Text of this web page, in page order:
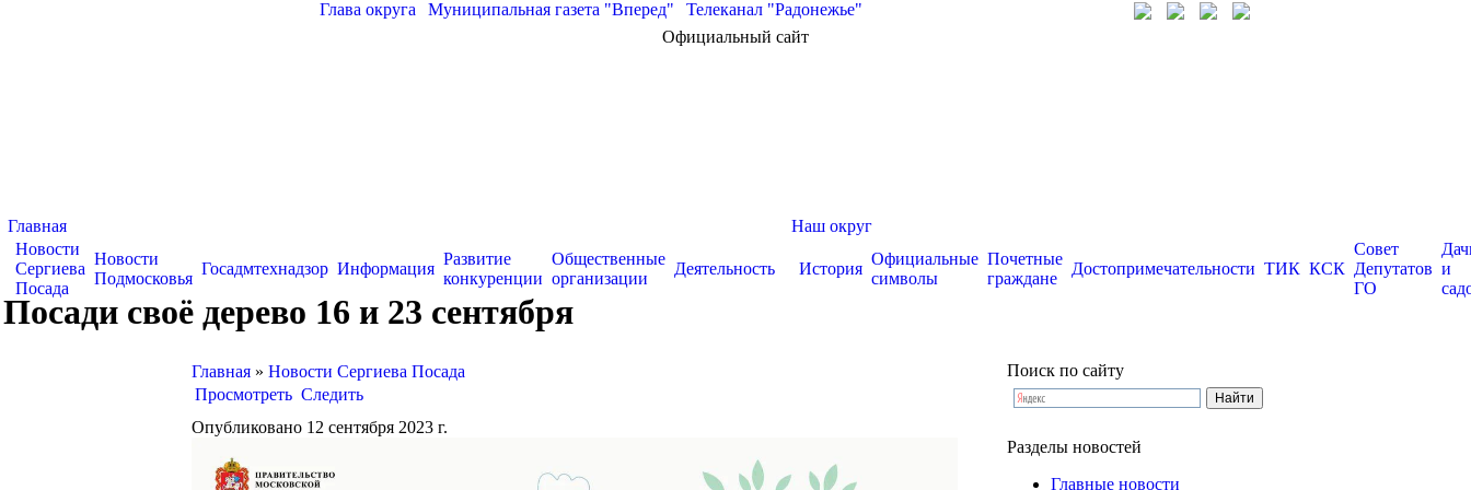
Глава округа Муниципальная газета "Вперед"
Телеканал "Радонежье"
Официальный сайт
Главная
Новости
Сергиева
Посада
Новости
Подмосковья
Госадмтехнадзор Информация
Развитие
конкуренции
Общественные
организации
Деятельность
Наш округ
История
Официальные
символы
Почетные
граждане
Достопримечательности ТИК КСК
Совет
Депутатов
ГО
и
Посади своё дерево 16 и 23 сентября
Главная » Новости Сергиева Посада
Просмотреть Следить
Опубликовано 12 сентября 2023 г.
Поиск по сайту
Разделы новостей
Главные новости